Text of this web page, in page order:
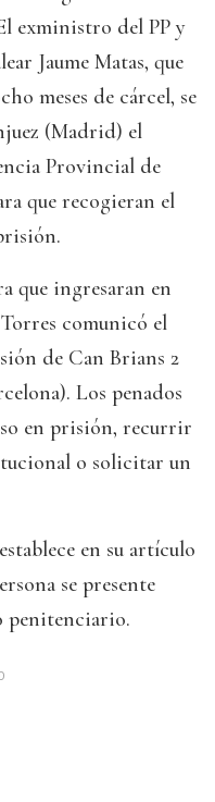
exministro del PP y
Jaume Matas, que
meses de cárcel, se
(Madrid) el
Provincial de
que recogieran el
que ingresaran en
comunicó el
de Can Brians 2
Los penados
en prisión, recurrir
o solicitar un
en su artículo
se presente
penitenciario.